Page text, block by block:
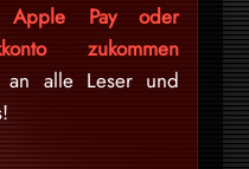
Apple Pay oder
zukommen
alle Leser und